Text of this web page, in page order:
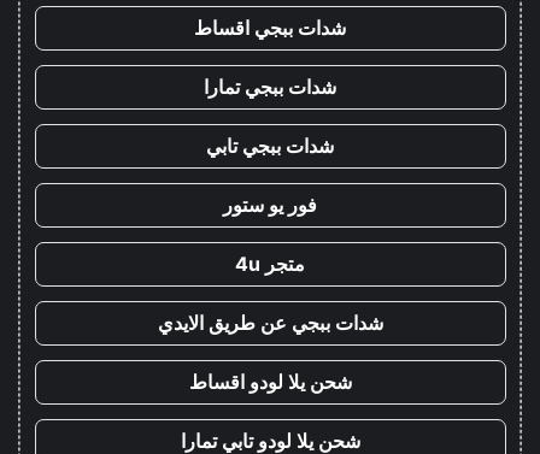
شدات ببجي اقساط
شدات ببجي تمارا
شدات ببجي تابي
فور يو ستور
متجر 4u
شدات ببجي عن طريق الايدي
شحن يلا لودو اقساط
شحن يلا لودو تابي تمارا